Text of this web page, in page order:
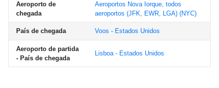
Aeroporto de
chegada
Aeroportos Nova Iorque, todos
aeroportos (JFK, EWR, LGA) (NYC)
País de chegada Voos - Estados Unidos
Aeroporto de partida
- País de chegada
Lisboa - Estados Unidos